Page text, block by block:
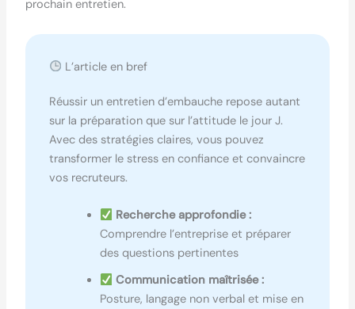
prochain entretien.
L’article en bref
Réussir un entretien d’embauche repose autant
sur la préparation que sur l’attitude le jour J.
Avec des stratégies claires, vous pouvez
transformer le stress en confiance et convaincre
vos recruteurs.
Recherche approfondie :
Comprendre l’entreprise et préparer
des questions pertinentes
Communication maîtrisée :
Posture, langage non verbal et mise en